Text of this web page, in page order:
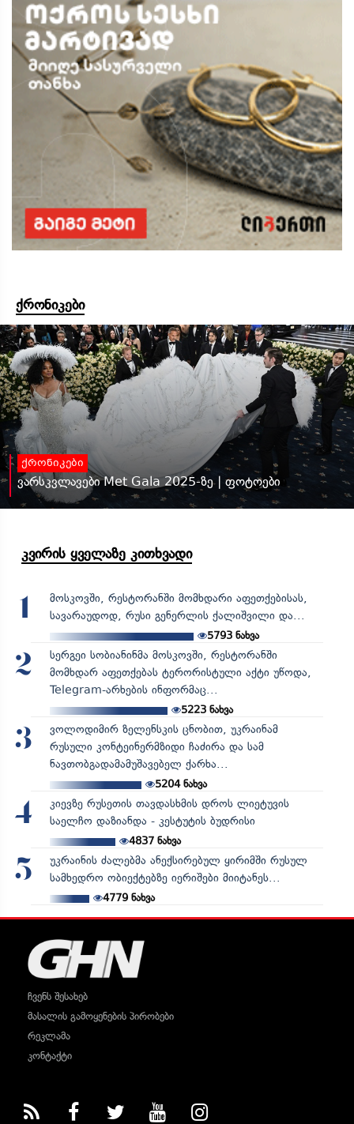
ქრონიკები
ქრონიკები
ვარსკვლავები Met Gala 2025-ზე | ფოტოები
კვირის ყველაზე კითხვადი
1
მოსკოვში, რესტორანში მომხდარი აფეთქებისას,
სავარაუდოდ, რუსი გენერლის ქალიშვილი და...
5793 ნახვა
2
სერგეი სობიანინმა მოსკოვში, რესტორანში
მომხდარ აფეთქებას ტერორისტული აქტი უწოდა,
Telegram-არხების ინფორმაც...
5223ნახვა
3
ვოლოდიმირ ზელენსკის ცნობით, უკრაინამ
რუსული კონტეინერმზიდი ჩაძირა და სამ
ნავთობგადამამუშავებელ ქარხა...
5204ნახვა
4
კიევზე რუსეთის თავდასხმის დროს ლიეტუვის
საელჩო დაზიანდა - კესტუტის ბუდრისი
4837ნახვა
5
უკრაინის ძალებმა ანექსირებულ ყირიმში რუსულ
სამხედრო ობიექტებზე იერიშები მიიტანეს...
4779ნახვა
ჩვენს შესახებ
მასალის გამოყენების პირობები
რეკლამა
კონტაქტი